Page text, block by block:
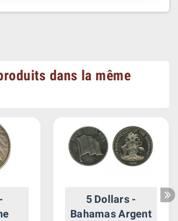
dans la même
5 Dollars -
Bahamas Argent